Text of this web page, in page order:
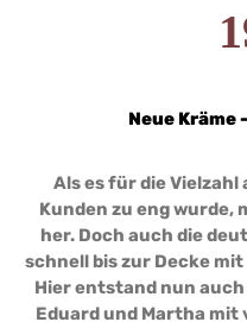
Neue
Als es für die
Kunden zu eng wurde,
her. Doch auch die
schnell bis zur Decke
Hier entstand nun
Eduard und Martha